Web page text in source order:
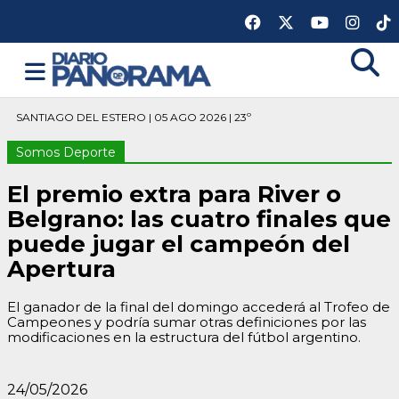
SANTIAGO DEL ESTERO | 05 AGO 2026 | 23º
Somos Deporte
El premio extra para River o
Belgrano: las cuatro finales que
puede jugar el campeón del
Apertura
El ganador de la final del domingo accederá al Trofeo de
Campeones y podría sumar otras definiciones por las
modificaciones en la estructura del fútbol argentino.
24/05/2026